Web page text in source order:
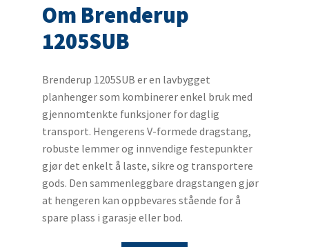
Om Brenderup
1205SUB
Brenderup 1205SUB er en lavbygget
planhenger som kombinerer enkel bruk med
gjennomtenkte funksjoner for daglig
transport. Hengerens V-formede dragstang,
robuste lemmer og innvendige festepunkter
gjør det enkelt å laste, sikre og transportere
gods. Den sammenleggbare dragstangen gjør
at hengeren kan oppbevares stående for å
spare plass i garasje eller bod.